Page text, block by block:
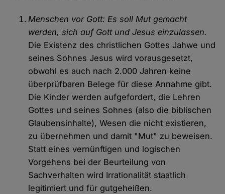
Menschen vor Gott: Es soll Mut gemacht
werden, sich auf Gott und Jesus einzulassen.
Die Existenz des christlichen Gottes Jahwe und
seines Sohnes Jesus wird vorausgesetzt,
obwohl es auch nach 2.000 Jahren keine
überprüfbaren Belege für diese Annahme gibt.
Die Kinder werden aufgefordert, die Lehren
Gottes und seines Sohnes (also die biblischen
Glaubensinhalte), Wesen die nicht existieren,
zu übernehmen und damit "Mut" zu beweisen.
Statt eines vernünftigen und logischen
Vorgehens bei der Beurteilung von
Sachverhalten wird Irrationalität staatlich
legitimiert und für gutgeheißen.